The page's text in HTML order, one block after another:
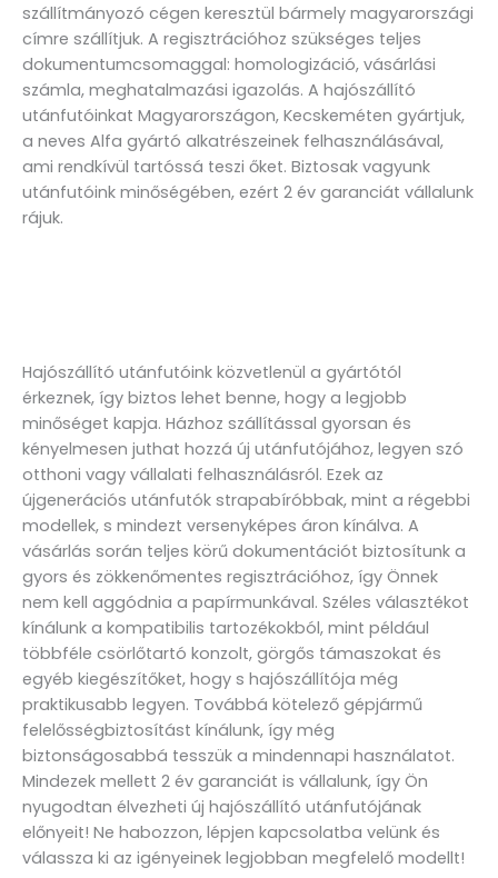
szállítmányozó cégen keresztül bármely magyarországi
címre szállítjuk. A regisztrációhoz szükséges teljes
dokumentumcsomaggal: homologizáció, vásárlási
számla, meghatalmazási igazolás. A hajószállító
utánfutóinkat Magyarországon, Kecskeméten gyártjuk,
a neves Alfa gyártó alkatrészeinek felhasználásával,
ami rendkívül tartóssá teszi őket. Biztosak vagyunk
utánfutóink minőségében, ezért 2 év garanciát vállalunk
rájuk.
Hajószállító utánfutóink közvetlenül a gyártótól
érkeznek, így biztos lehet benne, hogy a legjobb
minőséget kapja. Házhoz szállítással gyorsan és
kényelmesen juthat hozzá új utánfutójához, legyen szó
otthoni vagy vállalati felhasználásról. Ezek az
újgenerációs utánfutók strapabíróbbak, mint a régebbi
modellek, s mindezt versenyképes áron kínálva. A
vásárlás során teljes körű dokumentációt biztosítunk a
gyors és zökkenőmentes regisztrációhoz, így Önnek
nem kell aggódnia a papírmunkával. Széles választékot
kínálunk a kompatibilis tartozékokból, mint például
többféle csörlőtartó konzolt, görgős támaszokat és
egyéb kiegészítőket, hogy s hajószállítója még
praktikusabb legyen. Továbbá kötelező gépjármű
felelősségbiztosítást kínálunk, így még
biztonságosabbá tesszük a mindennapi használatot.
Mindezek mellett 2 év garanciát is vállalunk, így Ön
nyugodtan élvezheti új hajószállító utánfutójának
előnyeit! Ne habozzon, lépjen kapcsolatba velünk és
válassza ki az igényeinek legjobban megfelelő modellt!